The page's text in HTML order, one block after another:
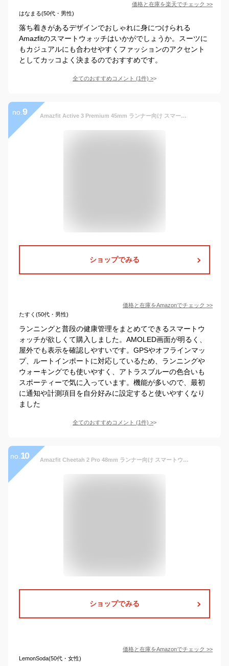
価格と在庫を楽天でチェック >>
はなまる(50代・男性)
落ち着きがあるデザインでおしゃれに身につけられる
Amazfitのスマートウォッチはいかがでしょうか。スーツに
もカジュアルにも合わせやすくファッションのアクセント
としてカッコよく決まるのでおすすめです。
全てのおすすめコメント (1件) >
no. 9 Amazfit Active 3 Premium 45mm ランナー向け スマートウォッチ HYROX Strava Runtrip 3000nit 高輝度 AMOLED GPS 5衛星 オフラインマップ AIによる音声操作 睡眠 運動管理 心拍 睡眠 健康管理 170+ スポーツモード ナビゲーション ルートインポート 5ATM防水 12日間バッテリー持続 丸型 (アトラスブルー)
ショップでみる
価格と在庫をAmazonでチェック >>
たすく(50代・男性)
ランニングと普段の健康管理をまとめてできるスマートウ
ォッチが欲しくて購入しました。AMOLED画面が明るく、
屋外でも表示を確認しやすいです。GPSやオフラインマッ
プ、ルートインポートに対応しているため、ランニングや
ウォーキングでも使いやすく、アトラスブルーの色合いも
スポーティーで気に入っています。機能が多いので、最初
に通知や計測項目を自分好みに設定すると使いやすくなり
ました
全てのおすすめコメント (1件) >
no. 10 Amazfit Cheetah 2 Pro 48mm ランナー向け スマートウォッチ HYROX Strava Runtrip 3000nit 高輝度 AMOLED GPS 6衛星 オフラインマップ AIによる音声操作 運動管理 心拍 睡眠 健康管理 170+ スポーツモード ナビゲーション ルートインポート 5ATM防水 20日間バッテリー持続 丸型
ショップでみる
価格と在庫をAmazonでチェック >>
LemonSoda(50代・女性)